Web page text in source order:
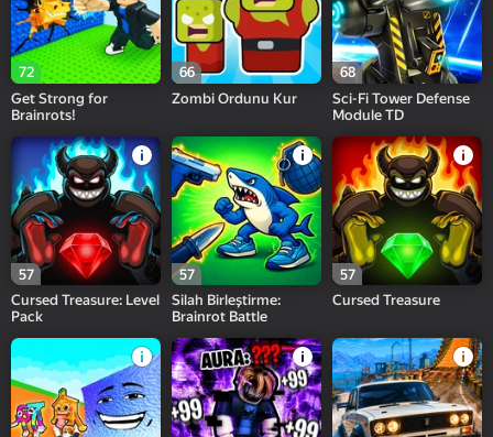
72
Get Strong for
Brainrots!
66
Zombi Ordunu Kur
68
Sci-Fi Tower Defense
Module TD
57
Cursed Treasure: Level
Pack
57
Silah Birleştirme:
Brainrot Battle
57
Cursed Treasure